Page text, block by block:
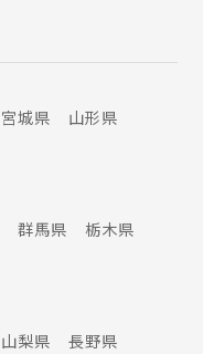
宮城県
山形県
群馬県
栃木県
山梨県
長野県